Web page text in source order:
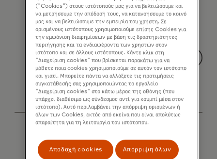
("Cookies") στους ιστότοπούς μας για να βελτιώσουμε και
να μετρήσουμε την απόδοσή τους, να κατανοήσουμε το κοινό
μας και να βελτιώσουμε την εμπειρία του χρήστη. Σε
ορισμένους ιστότοπους χρησιμοποιούμε επίσης Cookies για
την εμφάνιση διαφημίσεων με βάση τις δραστηριότητες
περιήγησης και τα ενδιαφέροντα των χρηστών στον
ιστότοπο και σε άλλους ιστότοπους. Κάντε κλικ στη
"Διαχείριση cookies" που βρίσκεται παρακάτω για να
μάθετε ποια cookies χρησιμοποιούμε σε αυτόν τον ιστότοπο
και γιατί. Μπορείτε πάντα να αλλάξετε τις προτιμήσεις
συγκατάθεσής σας χρησιμοποιώντας το εργαλείο
"Διαχείριση cookies" στο κάτω μέρος της οθόνης (που
υπάρχει διαθέσιμο ως σύνδεσμος αντί για κουμπί μέσα στον
ιστότοπο). Αυτό περιλαμβάνει την απόρριψη ορισμένων ή
όλων των Cookies, εκτός από εκείνα που είναι απολύτως
απαραίτητα για τη λειτουργία του ιστότοπου.
Αποδοχή cookies Απόρριψη όλων